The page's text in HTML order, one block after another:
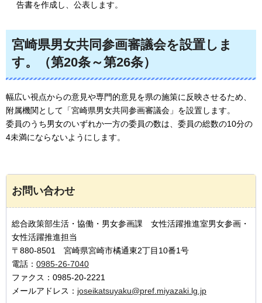
告書を作成し、公表します。
宮崎県男女共同参画審議会を設置しま
す。（第20条～第26条）
幅広い視点からの意見や専門的意見を県の施策に反映させるため、
附属機関として「宮崎県男女共同参画審議会」を設置します。
委員のうち男女のいずれか一方の委員の数は、委員の総数の10分の
4未満にならないようにします。
お問い合わせ
総合政策部生活・協働・男女参画課 女性活躍推進室男女参画・
女性活躍推進担当
〒880-8501 宮崎県宮崎市橘通東2丁目10番1号
電話： 0985-26-7040
ファクス：0985-20-2221
メールアドレス： joseikatsuyaku@pref.miyazaki.lg.jp